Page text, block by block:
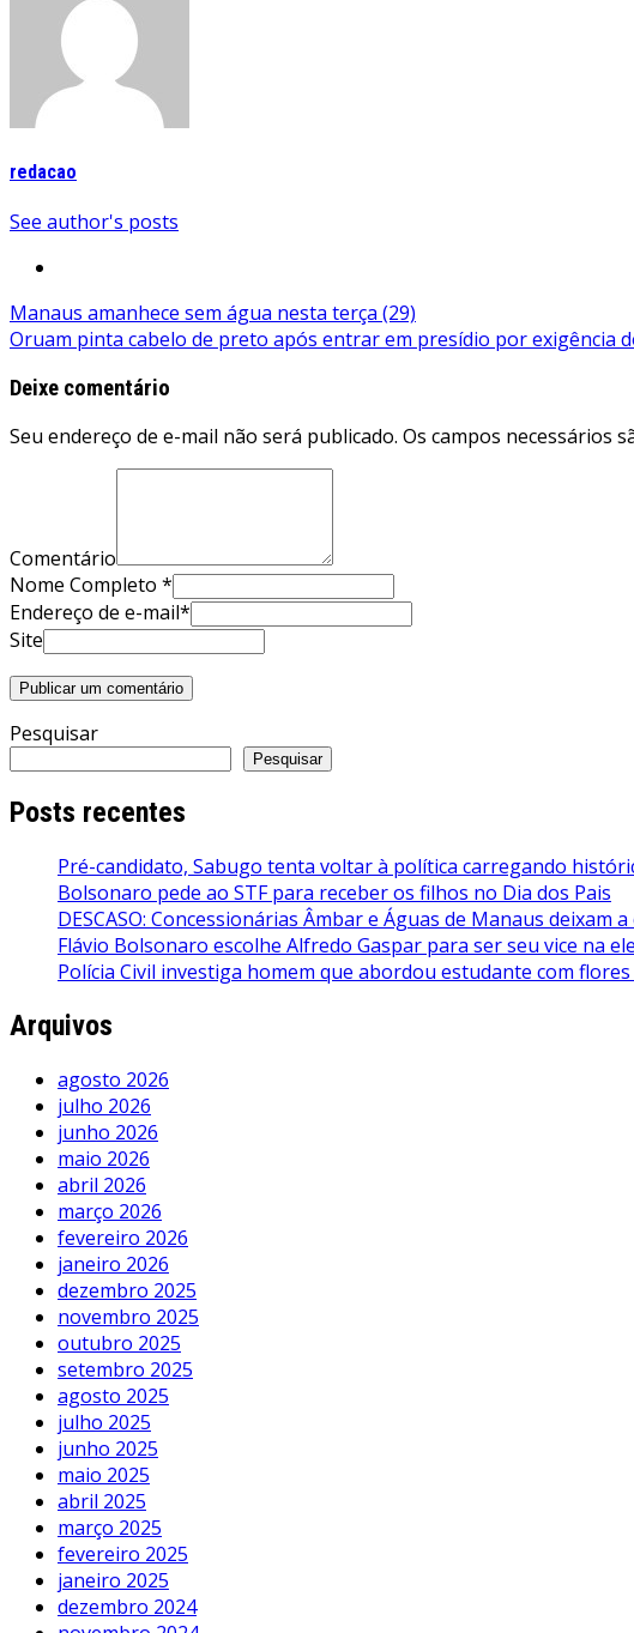
redacao
See author's posts
Navegação
de
Post
Manaus amanhece sem água nesta terça (29)
Oruam pinta cabelo de preto após entrar em presídio por exigência
Deixe comentário
Seu endereço de e-mail não será publicado. Os campos necessários
Comentário
Nome Completo *
Endereço de e-mail*
Site
Pesquisar
Pesquisar
Posts recentes
Pré-candidato, Sabugo tenta voltar à política carregando
Bolsonaro pede ao STF para receber os filhos no Dia dos Pais
DESCASO: Concessionárias Âmbar e Águas de Manaus
Flávio Bolsonaro escolhe Alfredo Gaspar para ser seu vice na
Polícia Civil investiga homem que abordou estudante com
Arquivos
agosto 2026
julho 2026
junho 2026
maio 2026
abril 2026
março 2026
fevereiro 2026
janeiro 2026
dezembro 2025
novembro 2025
outubro 2025
setembro 2025
agosto 2025
julho 2025
junho 2025
maio 2025
abril 2025
março 2025
fevereiro 2025
janeiro 2025
dezembro 2024